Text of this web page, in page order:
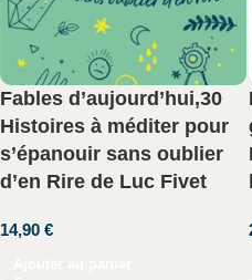
Fables d’aujourd’hui,30
Histoires à méditer pour
s’épanouir sans oublier
d’en Rire de Luc Fivet
14,90 €